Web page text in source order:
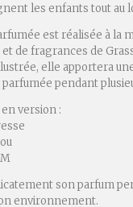
les enfants tout au
est réalisée à la
de fragrances de
elle apportera
pendant
version :
son parfum
environnement.